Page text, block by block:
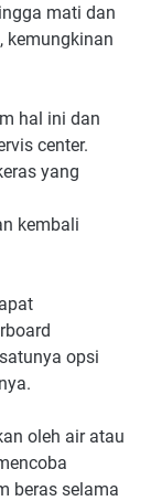
mati dan
kemungkinan
hal ini dan
center.
yang
kembali
opsi
oleh air atau
beras selama